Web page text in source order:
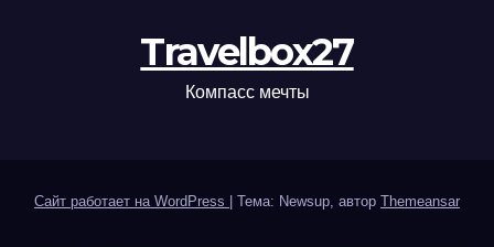
Travelbox27
Компасс мечты
Сайт работает на WordPress Тема: Newsup, автор Themeansar